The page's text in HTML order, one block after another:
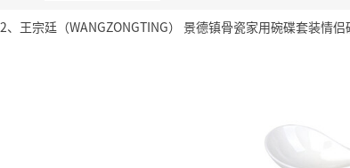
2、王宗廷（WANGZONGTING） 景德镇骨瓷家用碗碟套装情